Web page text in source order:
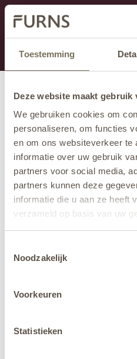
Toestemming
Deze website maakt gebruik
We gebruiken cookies om
personaliseren, om functies
en om ons websiteverkeer te
informatie over uw gebruik
partners voor social media,
partners kunnen deze
informatie die u aan ze heeft
verzameld op basis van uw
jehier.
Noodzakelijk
Voorkeuren
Statistieken
Dit onderdeel is
Als je informatie mist kun je
168 of mailen